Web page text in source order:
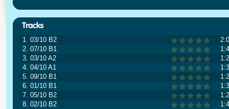
1. 03/10 B2
2. 07/10 B1
3. 03/10 A2
4. 04/10 A1
5. 09/10 B1
6. 01/10 B1
7. 05/10 B2
8. 02/10 B2